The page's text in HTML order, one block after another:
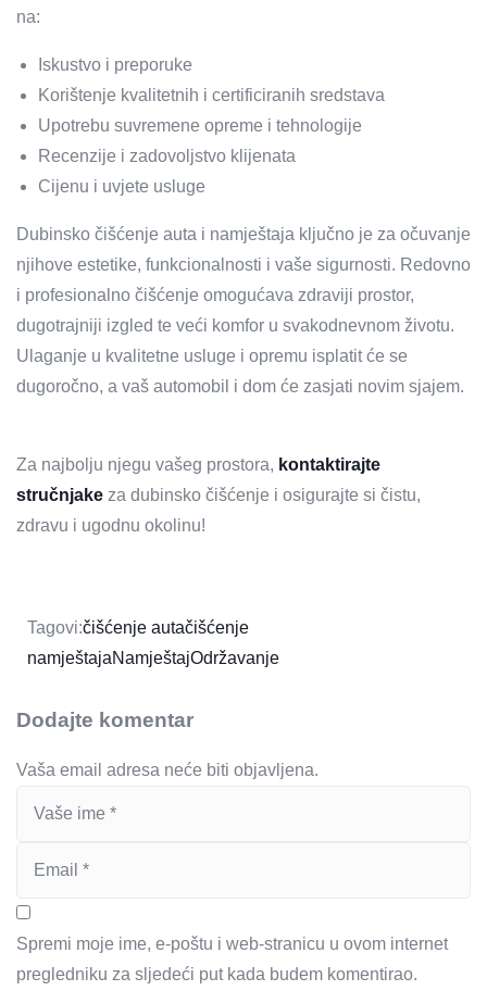
na:
Iskustvo i preporuke
Korištenje kvalitetnih i certificiranih sredstava
Upotrebu suvremene opreme i tehnologije
Recenzije i zadovoljstvo klijenata
Cijenu i uvjete usluge
Dubinsko čišćenje auta i namještaja ključno je za očuvanje
njihove estetike, funkcionalnosti i vaše sigurnosti. Redovno
i profesionalno čišćenje omogućava zdraviji prostor,
dugotrajniji izgled te veći komfor u svakodnevnom životu.
Ulaganje u kvalitetne usluge i opremu isplatit će se
dugoročno, a vaš automobil i dom će zasjati novim sjajem.
Za najbolju njegu vašeg prostora, kontaktirajte
stručnjake za dubinsko čišćenje i osigurajte si čistu,
zdravu i ugodnu okolinu!
Tagovi:čišćenje autačišćenje
namještajaNamještajOdržavanje
Dodajte komentar
Vaša email adresa neće biti objavljena.
Spremi moje ime, e-poštu i web-stranicu u ovom internet
pregledniku za sljedeći put kada budem komentirao.